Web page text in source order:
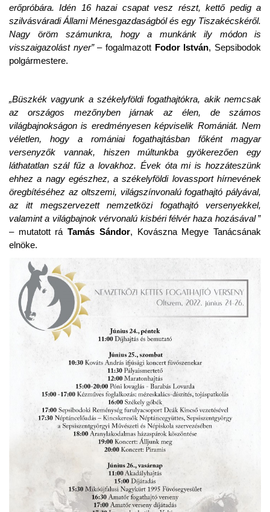
erőpróbára. Idén 16 hazai csapat vesz részt, kettő pedig a
szilvásváradi Állami Ménesgazdaságból és egy Tiszakécskéről.
Nagy öröm számunkra, hogy a munkánk ily módon is
visszaigazolást nyer”– fogalmazott Fodor István, Sepsibodok
polgármestere.
„Büszkék vagyunk a székelyföldi fogathajtókra, akik nemcsak
az országos mezőnyben járnak az élen, de számos
világbajnokságon is eredményesen képviselik Romániát. Nem
véletlen, hogy a romániai fogathajtásban főként magyar
versenyzők vannak, hiszen múltunkba gyökerezően egy
láthatatlan szál fűz a lovakhoz. Évek óta mi is hozzáteszünk
ehhez a nagy egészhez, a székelyföldi lovassport hírnevének
öregbítéséhez az oltszemi, világszínvonalú fogathajtó pályával,
az itt megszervezett nemzetközi fogathajtó versenyekkel,
valamint a világbajnok vérvonalú kisbéri félvér haza hozásával”
– mutatott ráTamás Sándor, Kovászna Megye Tanácsának
elnöke.